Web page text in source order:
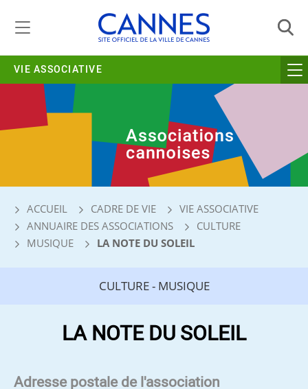
VIE ASSOCIATIVE
ACCUEIL CADRE DE VIE
VIE ASSOCIATIVE
ANNUAIRE DES ASSOCIATIONS
CULTURE
MUSIQUE
LA NOTE DU SOLEIL
CULTURE - MUSIQUE
LA NOTE DU SOLEIL
Adresse postale de l'association